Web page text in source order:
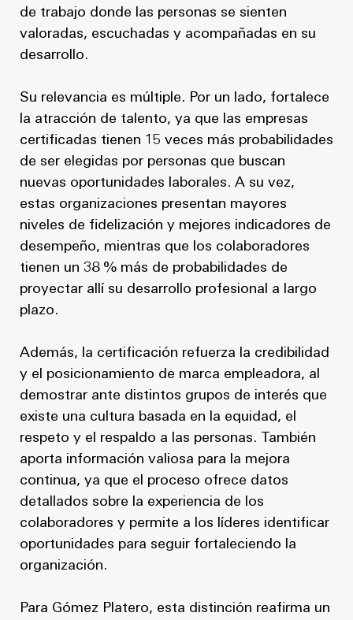
de trabajo donde las personas se sienten
valoradas, escuchadas y acompañadas en su
desarrollo.
Su relevancia es múltiple. Por un lado, fortalece
la atracción de talento, ya que las empresas
certificadas tienen 15 veces más probabilidades
de ser elegidas por personas que buscan
nuevas oportunidades laborales. A su vez,
estas organizaciones presentan mayores
niveles de fidelización y mejores indicadores de
desempeño, mientras que los colaboradores
tienen un 38 % más de probabilidades de
proyectar allí su desarrollo profesional a largo
plazo.
Además, la certificación refuerza la credibilidad
y el posicionamiento de marca empleadora, al
demostrar ante distintos grupos de interés que
existe una cultura basada en la equidad, el
respeto y el respaldo a las personas. También
aporta información valiosa para la mejora
continua, ya que el proceso ofrece datos
detallados sobre la experiencia de los
colaboradores y permite a los líderes identificar
oportunidades para seguir fortaleciendo la
organización.
Para Gómez Platero, esta distinción reafirma un